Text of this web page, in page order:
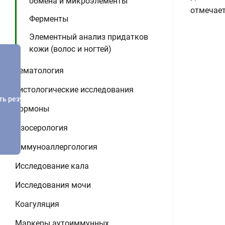
Ферменты
Элементный анализ придатков
кожи (волос и ногтей)
Гематология
Гистологические исследования
Гормоны
Изосерология
Иммуноаллергология
Исследование кала
Исследования мочи
Коагуляция
результатов